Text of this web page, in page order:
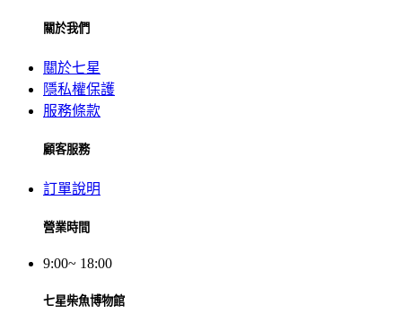
關於我們
關於七星
隱私權保護
服務條款
顧客服務
訂單說明
營業時間
9:00~ 18:00
七星柴魚博物館